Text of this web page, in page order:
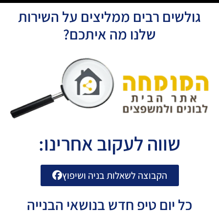
גולשים רבים ממליצים על השירות
שלנו מה איתכם?
שווה לעקוב אחרינו:
הקבוצה לשאלות בניה ושיפוץ
כל יום טיפ חדש בנושאי הבנייה